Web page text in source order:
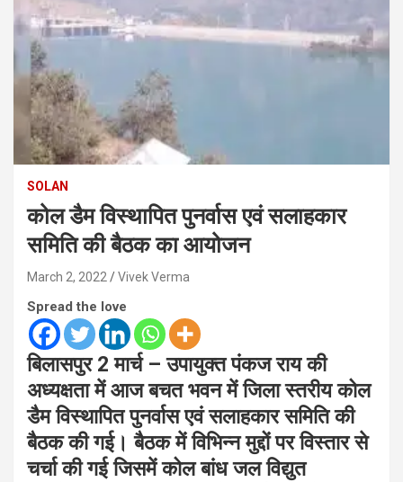
SOLAN
कोल डैम विस्थापित पुनर्वास एवं सलाहकार
समिति की बैठक का आयोजन
March 2, 2022 Vivek Verma
Spread the love
बिलासपुर 2 मार्च – उपायुक्त पंकज राय की
अध्यक्षता में आज बचत भवन में जिला स्तरीय कोल
डैम विस्थापित पुनर्वास एवं सलाहकार समिति की
बैठक की गई। बैठक में विभिन्न मुद्दों पर विस्तार से
चर्चा की गई जिसमें कोल बांध जल विद्युत